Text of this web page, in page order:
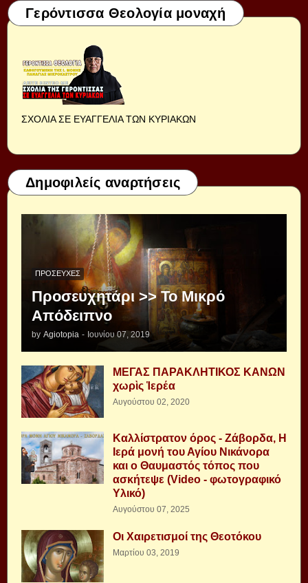
Γερόντισσα Θεολογία μοναχή
ΣΧΟΛΙΑ ΣΕ ΕΥΑΓΓΕΛΙΑ ΤΩΝ ΚΥΡΙΑΚΩΝ
Δημοφιλείς αναρτήσεις
ΠΡΟΣΕΥΧΈΣ
Προσευχητάρι >> Το Μικρό
Απόδειπνο
by Agiotopia - Ιουνίου 07, 2019
ΜΕΓΑΣ ΠΑΡΑΚΛΗΤΙΚΟΣ ΚΑΝΩΝ
χωρὶς Ἱερέα
Αυγούστου 02, 2020
Καλλίστρατον όρος - Ζάβορδα, Η
Ιερά μονή του Αγίου Νικάνορα
και ο Θαυμαστός τόπος που
ασκήτεψε (Video - φωτογραφικό
Υλικό)
Αυγούστου 07, 2025
Οι Χαιρετισμοί της Θεοτόκου
Μαρτίου 03, 2019